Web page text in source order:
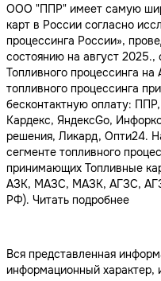
ООО "ППР" имеет самую
карт в России согласно
процессинга России»,
состоянию на август 2025.,
Топливного процессинга
топливного процессинга
бесконтактную оплату:
Кардекс, ЯндексGo,
решения, Ликард, Опти24.
сегменте топливного
принимающих Топливные
АЗК, МАЗС, МАЗК, АГЗС,
РФ). Читать подробнее
Вся представленная
информационный характер,